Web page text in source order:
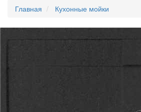
Главная
Кухонные мойки